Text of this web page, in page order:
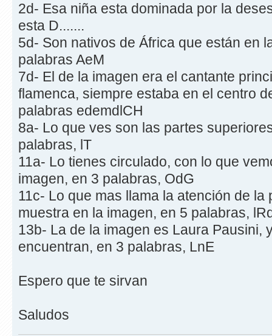
2d- Esa niña esta dominada por la
esta D.......
5d- Son nativos de África que están en
palabras AeM
7d- El de la imagen era el cantante
flamenca, siempre estaba en el centro
palabras edemdlCH
8a- Lo que ves son las partes
palabras, lT
11a- Lo tienes circulado, con lo que
imagen, en 3 palabras, OdG
11c- Lo que mas llama la atención de
muestra en la imagen, en 5 palabras,
13b- La de la imagen es Laura Pausini,
encuentran, en 3 palabras, LnE
Espero que te sirvan
Saludos